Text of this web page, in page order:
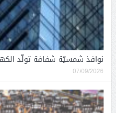
نوافذ شمسيّة شفافة تولّد
07/09/2026